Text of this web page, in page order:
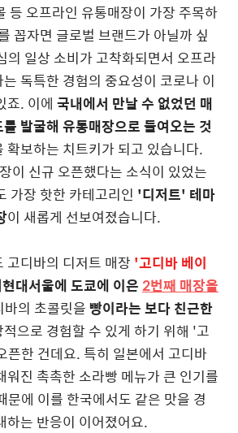
등 오프라인 유통매장이 가장 주목하
꼽자면 글로벌 브랜드가 아닐까 싶
의 일상 소비가 고착화되면서 오프라
독특한 경험의 중요성이 코로나 이
죠. 이에 국내에서 만날 수 없었던 매
발굴해 유통매장으로 들여오는 것
확보하는 치트키가 되고 있습니다.
이 신규 오픈했다는 소식이 있었는
가장 핫한 카테고리인 '디저트' 테마
이 새롭게 선보여졌습니다.
고디바의 디저트 매장 '고디바 베이
대서울에 도쿄에 이은2번째 매장을
의 초콜릿을빵이라는 보다 친근한
으로 경험할 수 있게 하기 위해 '고
픈한 건데요. 특히 일본에서 고디바
워진 촉촉한 소라빵 메뉴가 큰 인기를
문에 이를 한국에서도 같은 맛을 경
하는 반응이 이어졌어요.